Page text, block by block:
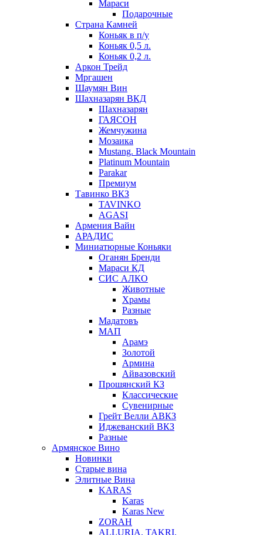
Мараси
Подарочные
Страна Камней
Коньяк в п/у
Коньяк 0,5 л.
Коньяк 0,2 л.
Аркон Трейд
Мргашен
Шаумян Вин
Шахназарян ВКД
Шахназарян
ГАЯСОН
Жемчужина
Мозаика
Mustang. Black Mountain
Platinum Mountain
Parakar
Премиум
Тавинко ВКЗ
TAVINKO
AGASI
Армения Вайн
АРАДИС
Миниатюрные Коньяки
Оганян Бренди
Мараси КД
СИС АЛКО
Животные
Храмы
Разные
Мадатовъ
МАП
Арамэ
Золотой
Армина
Айвазовский
Прошянский КЗ
Классические
Сувенирные
Грейт Велли АВКЗ
Иджеванский ВКЗ
Разные
Армянское Вино
Новинки
Старые вина
Элитные Вина
KARAS
Karas
Karas New
ZORAH
ALLURIA. TAKRI.